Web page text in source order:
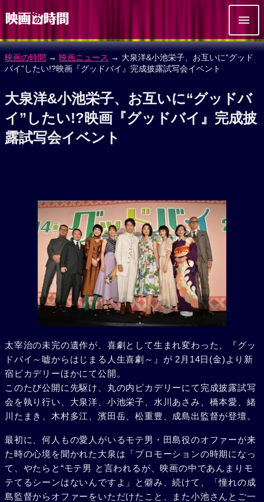
映画の時間 → 映画ニュース → 大泉洋&小池栄子、お互いに“グッド
バイ”したい!?映画『グッドバイ』完成披露試写会イベント
大泉洋&小池栄子、お互いに“グッドバ
イ”したい!?映画『グッドバイ』完成披
露試写会イベント
太宰治の未完の遺作が、喜劇として生まれ変わった、『グッ
ドバイ～嘘からはじまる人生喜劇～』が 2月14日(金)より新
宿ピカデリーほかにて公開。
このたび公開に先駆け、丸の内ピカデリーにて完成披露試写
会を執り行い、大泉洋、小池栄子、水川あさみ、橋本愛、緒
川たまき、木村多江、濱田岳、松重豊、成島出監督が登壇。
最初に、何人もの愛人がいるモテ男・田島役のオファーが来
た時の心境を聞かれた大泉は「プロモーションの時期になっ
て、やたらと“モテ男 と言われるが、映画の中であんまりモ
テてるシーンはないんですよ」と僻み、続けて、「憧れの成
島監督からオファーをいただけたこと、また小池さんとご一